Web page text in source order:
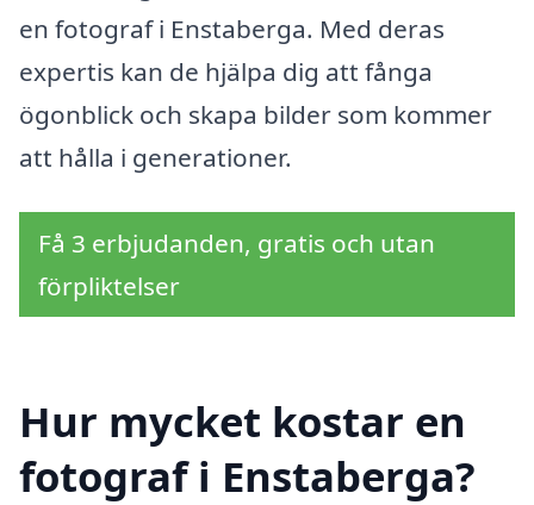
en fotograf i Enstaberga. Med deras
expertis kan de hjälpa dig att fånga
ögonblick och skapa bilder som kommer
att hålla i generationer.
Få 3 erbjudanden, gratis och utan
förpliktelser
Hur mycket kostar en
fotograf i Enstaberga?